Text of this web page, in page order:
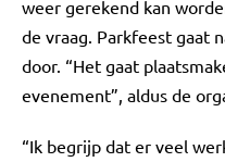
weer gerekend kan
de vraag. Parkfeest gaat
door. “Het gaat
evenement”, aldus de
“Ik begrijp dat er veel